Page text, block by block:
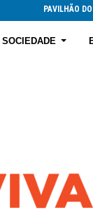
PAVILHÃO